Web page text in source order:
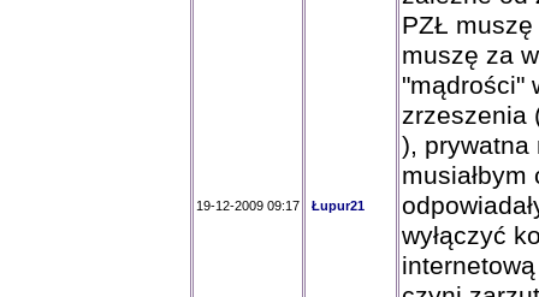
19-12-2009 09:17 Łupur21
PZŁ
muszę za
"mądrości"
zrzeszenia
), prywatna
wyłączyć